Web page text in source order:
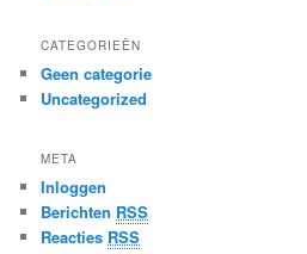
CATEGORIEËN
Geen categorie
Uncategorized
META
Inloggen
Berichten RSS
Reacties RSS